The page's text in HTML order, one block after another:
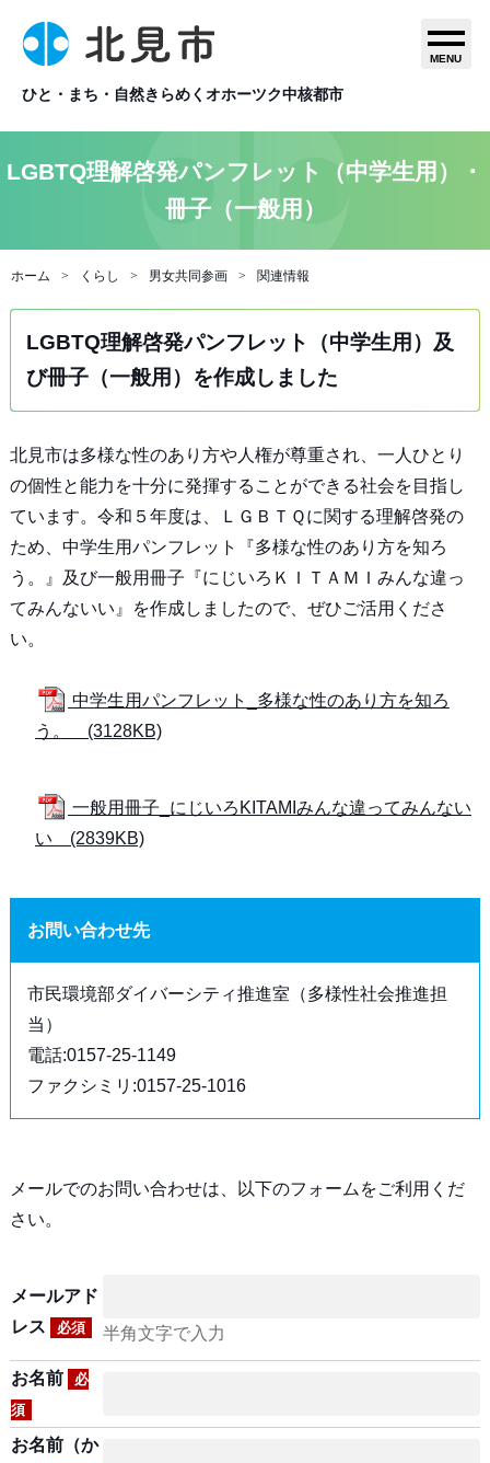
ひと・まち・自然きらめくオホーツク中核都市
MENU
LGBTQ理解啓発パンフレット（中学生用）・
冊子（一般用）
ホーム くらし 男女共同参画 関連情報
LGBTQ理解啓発パンフレット（中学生用）及
び冊子（一般用）を作成しました
北見市は多様な性のあり方や人権が尊重され、一人ひとり
の個性と能力を十分に発揮することができる社会を目指し
ています。令和５年度は、ＬＧＢＴＱに関する理解啓発の
ため、中学生用パンフレット『多様な性のあり方を知ろ
う。』及び一般用冊子『にじいろＫＩＴＡＭＩみんな違っ
てみんないい』を作成しましたので、ぜひご活用くださ
い。
中学生用パンフレット_多様な性のあり方を知ろ
う。 (3128KB)
一般用冊子_にじいろKITAMIみんな違ってみんない
い (2839KB)
お問い合わせ先
市民環境部ダイバーシティ推進室（多様性社会推進担
当）
電話:0157-25-1149
ファクシミリ:0157-25-1016
メールでのお問い合わせは、以下のフォームをご利用くだ
さい。
メールアド
レス
必須 半角文字で入力
お名前
必
須
お名前（か